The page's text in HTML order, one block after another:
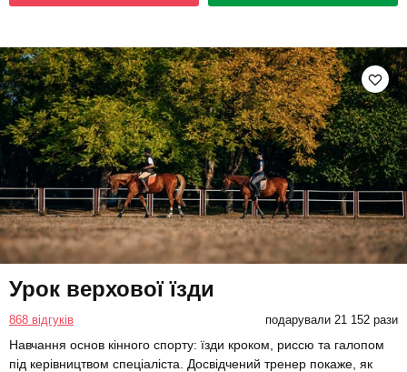
Урок верхової їзди
868 відгуків подарували 21 152 рази
Навчання основ кінного спорту: їзди кроком, риссю та галопом
під керівництвом спеціаліста. Досвідчений тренер покаже, як